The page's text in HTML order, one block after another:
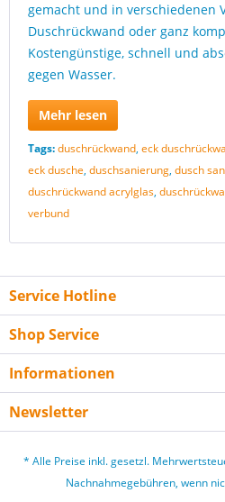
gemacht und in verschiedenen
Duschrückwand oder ganz
Kostengünstige, schnell und
gegen Wasser.
Mehr lesen
Tags:duschrückwand, eck
eck dusche, duschsanierung, dusch
duschrückwand acrylglas,
verbund
Service Hotline
Shop Service
Informationen
Newsletter
* Alle Preise inkl. gesetzl.
Nachnahmegebühren, wenn